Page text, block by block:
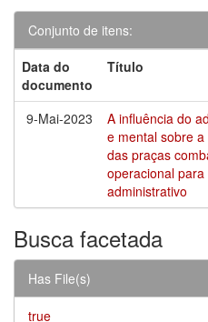
Conjunto de itens:
Data do
documento
Título
9-Mai-2023
A influência do
e mental sobre
das praças
operacional
administrativo
Busca facetada
Has File(s)
true